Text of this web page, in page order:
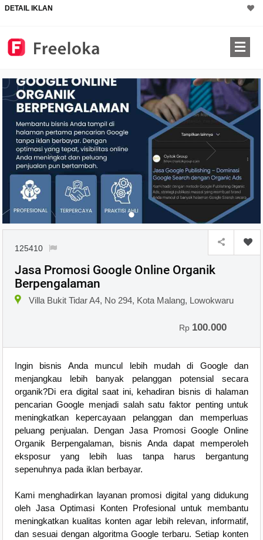
DETAIL IKLAN
125410
Jasa Promosi Google Online Organik
Berpengalaman
Villa Bukit Tidar A4, No 294, Kota Malang, Lowokwaru
Rp 100.000
Ingin bisnis Anda muncul lebih mudah di Google dan
menjangkau lebih banyak pelanggan potensial secara
organik?Di era digital saat ini, kehadiran bisnis di halaman
pencarian Google menjadi salah satu faktor penting untuk
meningkatkan kepercayaan pelanggan dan memperluas
peluang penjualan. Dengan Jasa Promosi Google Online
Organik Berpengalaman, bisnis Anda dapat memperoleh
eksposur yang lebih luas tanpa harus bergantung
sepenuhnya pada iklan berbayar.
Kami menghadirkan layanan promosi digital yang didukung
oleh Jasa Optimasi Konten Profesional untuk membantu
meningkatkan kualitas konten agar lebih relevan, informatif,
dan sesuai dengan algoritma Google terbaru. Setiap konten